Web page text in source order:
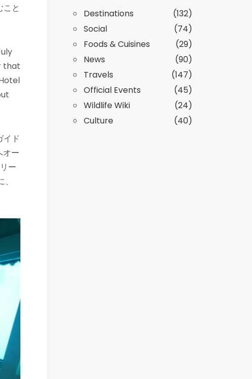
と
that
イド
ー
ー
Destinations
(132)
Social
(74)
Foods & Cuisines
(29)
News
(90)
Travels
(147)
Official Events
(45)
Wildlife Wiki
(24)
Culture
(40)